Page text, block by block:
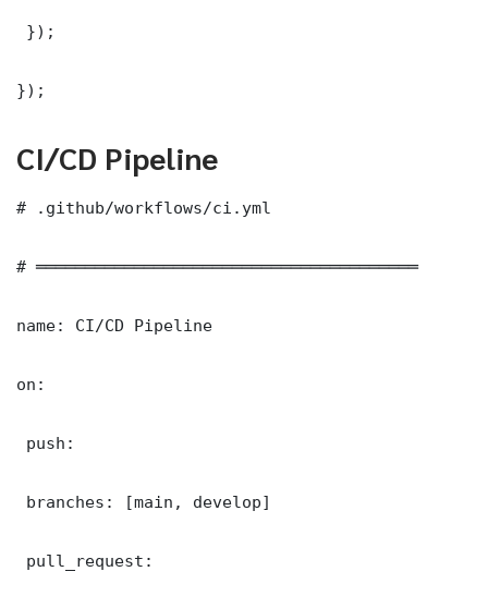
});
});
CI/CD Pipeline
# .github/workflows/ci.yml
# ═══════════════════════════════════════
name: CI/CD Pipeline
on:
push:
branches: [main, develop]
pull_request: